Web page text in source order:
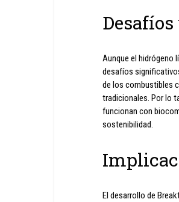
Aunque el hidrógeno
desafíos
de los combustibles
tradicionales. Por lo
funcionan con
sostenibilidad.
El desarrollo de